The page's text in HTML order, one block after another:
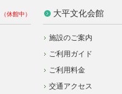
大平文化会館
施設のご案内
ご利用ガイド
ご利用料金
交通アクセス